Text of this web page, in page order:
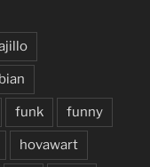
funk funny
hovawart